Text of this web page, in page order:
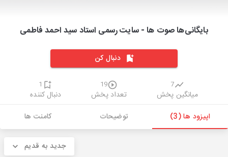
بایگانی‌ها صوت ها - سایت رسمی استاد سید احمد فاطمی
دنبال کن
7
میانگین پخش
19
تعداد پخش
1
دنبال کننده
اپیزود ها (3)
توضیحات کامنت ها
جدید به قدیم